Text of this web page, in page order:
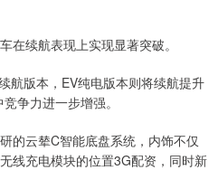
在续航表现上实现显著突破。
航版本，EV纯电版本则将续航提升
争力进一步增强。
的云辇C智能底盘系统，内饰不仅
线充电模块的位置3G配资，同时新